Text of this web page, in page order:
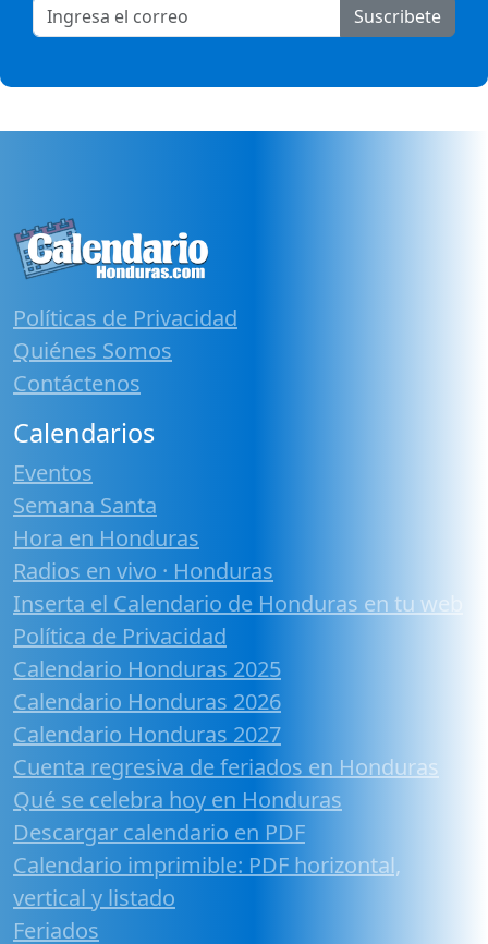
Suscribete
Políticas de Privacidad
Quiénes Somos
Contáctenos
Calendarios
Eventos
Semana Santa
Hora en Honduras
Radios en vivo · Honduras
Inserta el Calendario de Honduras en tu web
Política de Privacidad
Calendario Honduras 2025
Calendario Honduras 2026
Calendario Honduras 2027
Cuenta regresiva de feriados en Honduras
Qué se celebra hoy en Honduras
Descargar calendario en PDF
Calendario imprimible: PDF horizontal,
vertical y listado
Feriados